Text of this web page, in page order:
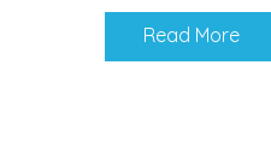
Read More